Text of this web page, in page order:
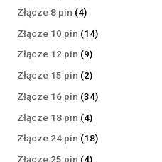
Złącze 8 pin 44
produkty
Złącze 10 pin 1414
Złącze 12 pin 99
produktów
Złącze 15 pin 22
produkty
Złącze 16 pin 3434
Złącze 18 pin 44
produkty
Złącze 24 pin 1818
Złącze 25 pin 44